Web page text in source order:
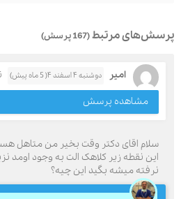
پرسش‌های مرتبط(167 پرسش)
امیر دوشنبه ۴ اسفند ۴( 5 ماه پیش)
مشاهده پرسش
سلام اقای دکتر وقت بخیر من متاهل
نرفته میشه بگید این چیه؟